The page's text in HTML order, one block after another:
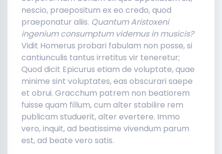
nescio, praepositum ex eo credo, quod
praeponatur aliis. Quantum Aristoxeni
ingenium consumptum videmus in musicis?
Vidit Homerus probari fabulam non posse, si
cantiunculis tantus irretitus vir teneretur;
Quod dicit Epicurus etiam de voluptate, quae
minime sint voluptates, eas obscurari saepe
et obrui. Gracchum patrem non beatiorem
fuisse quam fillum, cum alter stabilire rem
publicam studuerit, alter evertere. Immo
vero, inquit, ad beatissime vivendum parum
est, ad beate vero satis.